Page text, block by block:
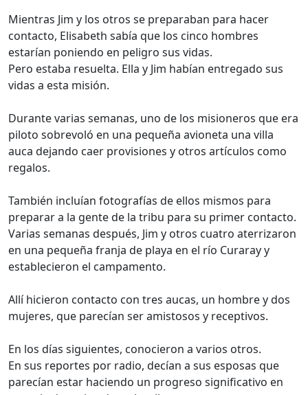
Mientras Jim y los otros se preparaban para hacer
contacto, Elisabeth sabía que los cinco hombres
estarían poniendo en peligro sus vidas.
Pero estaba resuelta. Ella y Jim habían entregado sus
vidas a esta misión.
Durante varias semanas, uno de los misioneros que era
piloto sobrevoló en una pequeña avioneta una villa
auca dejando caer provisiones y otros artículos como
regalos.
También incluían fotografías de ellos mismos para
preparar a la gente de la tribu para su primer contacto.
Varias semanas después, Jim y otros cuatro aterrizaron
en una pequeña franja de playa en el río Curaray y
establecieron el campamento.
Allí hicieron contacto con tres aucas, un hombre y dos
mujeres, que parecían ser amistosos y receptivos.
En los días siguientes, conocieron a varios otros.
En sus reportes por radio, decían a sus esposas que
parecían estar haciendo un progreso significativo en